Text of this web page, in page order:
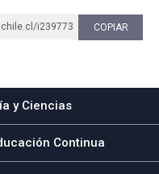
i239773 COPIAR
y Ciencias
Continua